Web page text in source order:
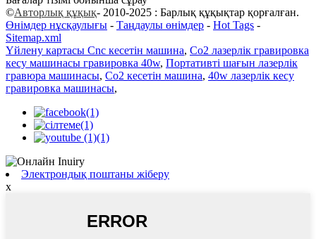
©Авторлық құқық- 2010-2025 : Барлық құқықтар қорғалған.
Өнімдер нұсқаулығы - Таңдаулы өнімдер - Hot Tags -
Sitemap.xml
Үйлену картасы Cnc кесетін машина, Co2 лазерлік гравировка
кесу машинасы гравировка 40w, Портативті шағын лазерлік
гравюра машинасы, Co2 кесетін машина, 40w лазерлік кесу
гравировка машинасы,
Электрондық поштаны жіберу
x